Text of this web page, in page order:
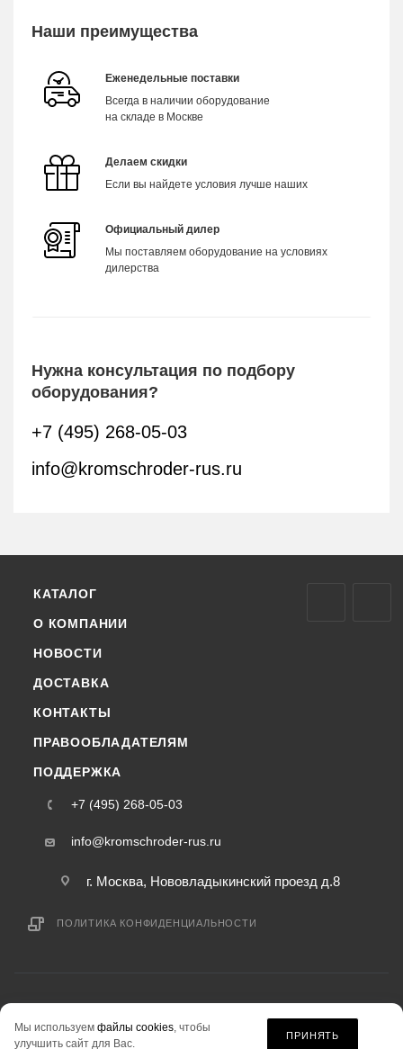
Наши преимущества
Еженедельные поставки
Всегда в наличии оборудование
на складе в Москве
Делаем скидки
Если вы найдете условия лучше наших
Официальный дилер
Мы поставляем оборудование на условиях
дилерства
Нужна консультация по подбору
оборудования?
+7 (495) 268-05-03
info@kromschroder-rus.ru
КАТАЛОГ
О КОМПАНИИ
НОВОСТИ
ДОСТАВКА
КОНТАКТЫ
ПРАВООБЛАДАТЕЛЯМ
ПОДДЕРЖКА
+7 (495) 268-05-03
info@kromschroder-rus.ru
г. Москва, Нововладыкинский проезд д.8
ПОЛИТИКА КОНФИДЕНЦИАЛЬНОСТИ
информация на сайте «kromschroder-rus.ru» не является публичной офертой.
Мы используем файлы cookies, чтобы
улучшить сайт для Вас.
ПРИНЯТЬ